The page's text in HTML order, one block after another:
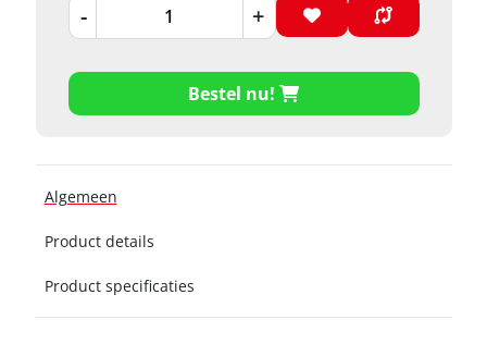
- +
Bestel nu!
Algemeen
Product details
Product specificaties